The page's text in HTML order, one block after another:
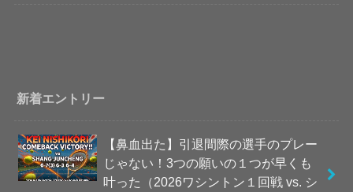
新着エントリー
【鼻血出た】引退間際の選手のプレー
じゃない！3つの願いの１つが早くも
叶った（2026ワシントン１回戦 vs. シ